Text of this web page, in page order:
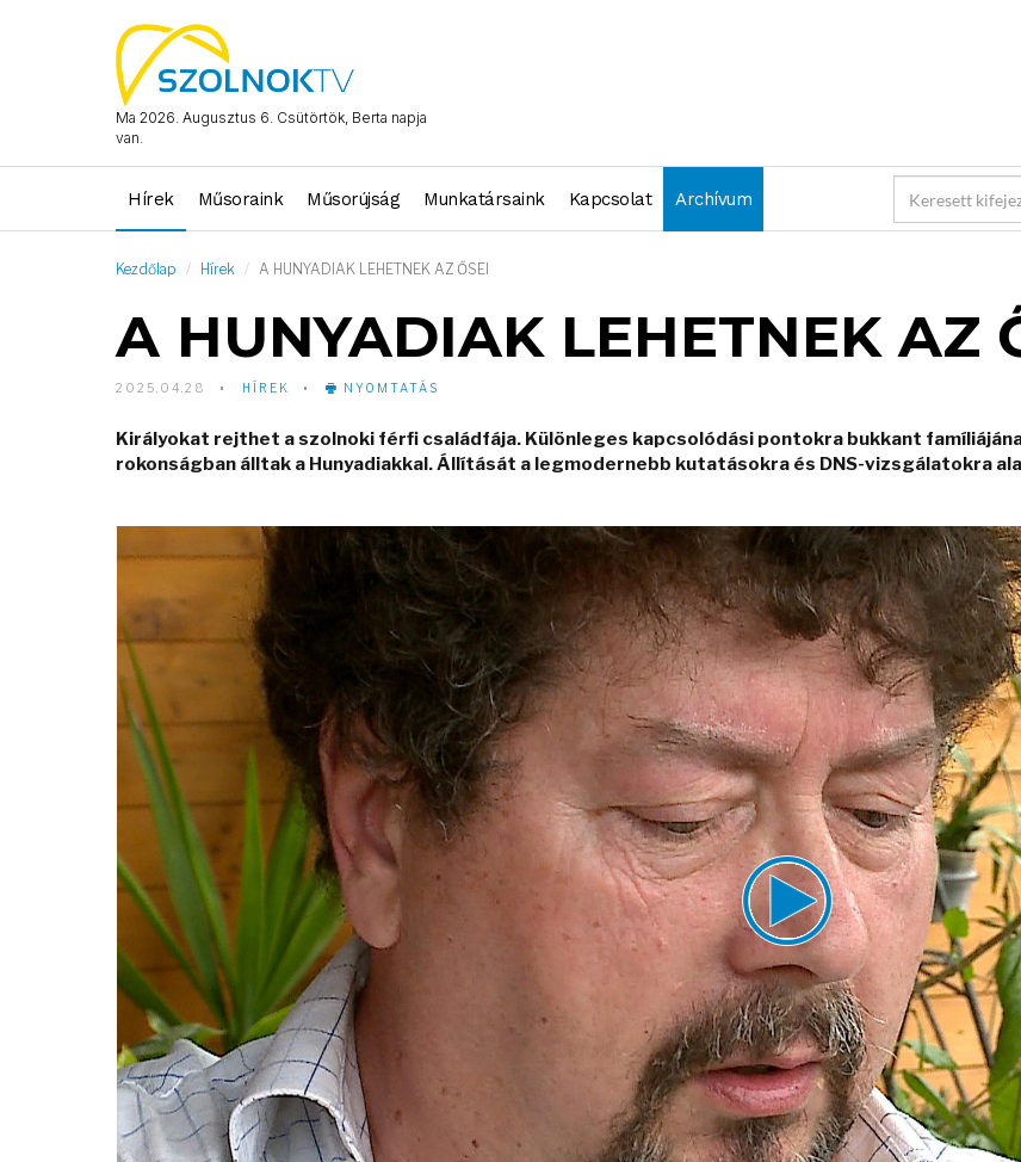
Ma 2026. Augusztus 6. Csütörtök, Berta napja
van.
Hírek Műsoraink Műsorújság Munkatársaink Kapcsolat Archívum
Kezdőlap Hírek A HUNYADIAK LEHETNEK AZ ŐSEI
A HUNYADIAK LEHETNEK AZ
2025.04.28 HÍREK NYOMTATÁS
Királyokat rejthet a szolnoki férfi családfája. Különleges kapcsolódási pontokra bukkant
rokonságban álltak a Hunyadiakkal. Állítását a legmodernebb kutatásokra és DNS-vizsgálatokra
Player